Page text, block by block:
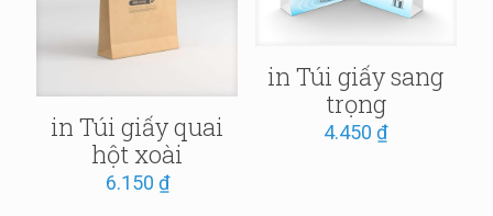
in Túi giấy quai
hột xoài
6.150 ₫
in Túi giấy sang
trọng
4.450₫